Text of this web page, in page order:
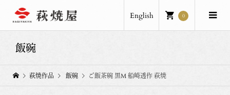
English 0
飯碗
萩焼作品 飯碗 ご飯茶碗 黒M 船崎透作 萩焼